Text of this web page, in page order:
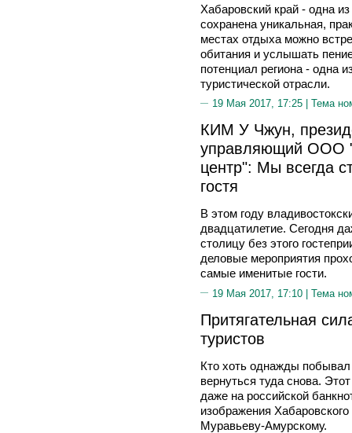
Хабаровский край - одна
сохранена уникальная,
местах отдыха можно
обитания и услышать
потенциал региона - одна
туристической отрасли.
19 Мая 2017, 17:25 | Тема
КИМ У Чжун,
управляющий ООО
центр": Мы всегда
гостя
В этом году
двадцатилетие. Сегодня
столицу без этого
деловые мероприятия
самые именитые гости.
19 Мая 2017, 17:10 | Тема
Притягательная
туристов
Кто хоть однажды побывал
вернуться туда снова.
даже на российской
изображения
Муравьеву-Амурскому.